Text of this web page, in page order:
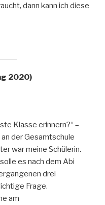
dann kann ich diese
2020)
Klasse erinnern?“ –
der Gesamtschule
war meine Schülerin.
es nach dem Abi
drei
Frage.
am